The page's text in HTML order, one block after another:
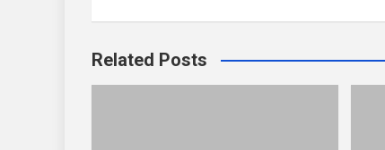
Related Posts